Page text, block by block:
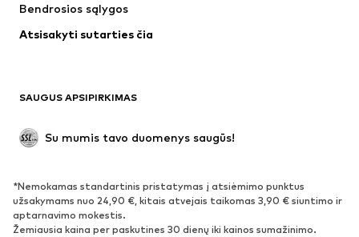
Apatiniai
Paltai
Proginiai
Išskirtiniai
BATAI
Naujienos
Bendrosios sąlygos
Atsisakyti sutarties čia
SAUGUS APSIPIRKIMAS
Su mumis tavo duomenys saugūs!
*Nemokamas standartinis pristatymas į atsiėmimo punktus
užsakymams nuo 24,90 €, kitais atvejais taikomas 3,90 € siuntimo ir
aptarnavimo mokestis.
Žemiausia kaina per paskutines 30 dienų iki kainos sumažinimo.